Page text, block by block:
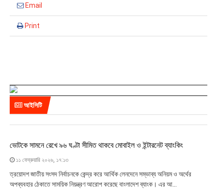
Email
Print
আইসিটি
ভোটকে সামনে রেখে ৯৬ ঘণ্টা সীমিত থাকবে মোবাইল ও ইন্টারনেট ব্যাংকিং
১১ ফেব্রুয়ারি ২০২৬, ১৭:১৩
ত্রয়োদশ জাতীয় সংসদ নির্বাচনকে কেন্দ্র করে আর্থিক লেনদেনে সম্ভাব্য অনিয়ম ও অর্থের
অপব্যবহার ঠেকাতে সাময়িক নিয়ন্ত্রণ আরোপ করেছে বাংলাদেশ ব্যাংক। এর আ...